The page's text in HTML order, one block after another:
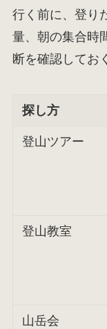
行く前に、登り
量、朝の集合時
断を確認してお
探し方
登山ツアー
登山教室
山岳会